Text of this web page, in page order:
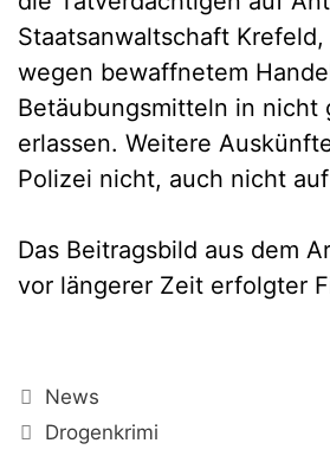
Staatsanwaltschaft
wegen bewaffnetem
Betäubungsmitteln in nicht
erlassen. Weitere
Polizei nicht, auch nicht
Das Beitragsbild aus dem
vor längerer Zeit erfolgter
Kategorien
News
Schlagwörter
Drogenkrimi